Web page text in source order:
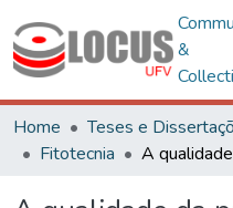
&
Home Teses e
Fitotecnia